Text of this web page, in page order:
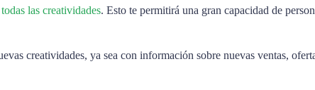
las creatividades. Esto te permitirá una gran capacidad de
creatividades, ya sea con información sobre nuevas ventas,